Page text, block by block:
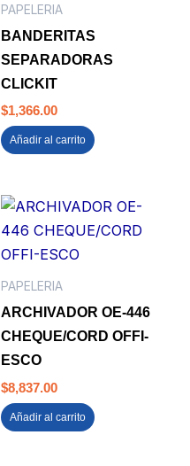
PAPELERIA
BANDERITAS
SEPARADORAS
CLICKIT
$1,366.00
Añadir al carrito
PAPELERIA
ARCHIVADOR OE-446
CHEQUE/CORD OFFI-
ESCO
$8,837.00
Añadir al carrito